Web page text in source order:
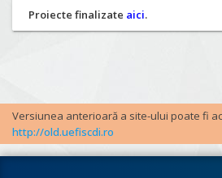
Proiecte finalizate aici.
Versiunea anterioară a site-ului poate fi
http://old.uefiscdi.ro